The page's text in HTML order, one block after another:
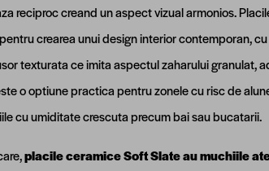
reciproc creand un aspect vizual armonios.
crearea unui design interior contemporan,
texturata ce imita aspectul zaharului granulat,
o optiune practica pentru zonele cu risc de
cu umiditate crescuta precum bai sau bucatarii.
placile ceramice Soft Slate au muchiile